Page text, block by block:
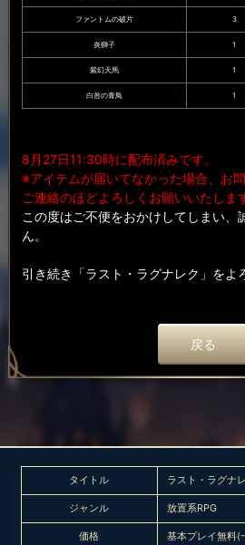
ファントムの破片 3
炎獅子 1
紫幻天馬 1
白首の青鳥 1
8月27日11:30時に配布済みです。
※アイテムが届いてなかった場合、お
ご連絡のほどよろしくお願いいたしま
この度はご不便をおかけしてしまい、
ん。
引き続き「ラスト・ラグナレク」をよ
戻る
タイトル ラスト・ラグナ
ジャンル 放置系RPG
価格 基本プレイ無料(